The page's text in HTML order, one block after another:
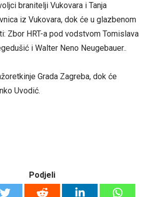
branitelji Vukovara i Tanja
iz Vukovara, dok će u glazbenom
Zbor HRT-a pod vodstvom Tomislava
i Walter Neno Neugebauer..
Grada Zagreba, dok će
Uvodić.
Podjeli